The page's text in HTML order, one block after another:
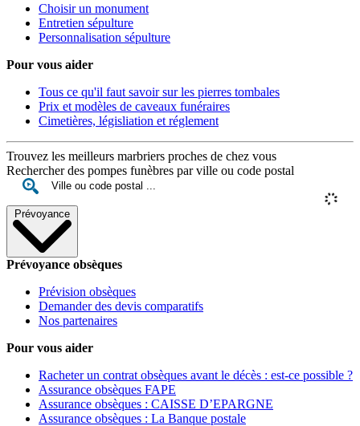
Choisir un monument
Entretien sépulture
Personnalisation sépulture
Pour vous aider
Tous ce qu'il faut savoir sur les pierres tombales
Prix et modèles de caveaux funéraires
Cimetières, législiation et réglement
Trouvez les meilleurs marbriers proches de chez vous
Rechercher des pompes funèbres par ville ou code postal
Prévoyance
Prévoyance obsèques
Prévision obsèques
Demander des devis comparatifs
Nos partenaires
Pour vous aider
Racheter un contrat obsèques avant le décès : est-ce possible ?
Assurance obsèques FAPE
Assurance obsèques : CAISSE D’EPARGNE
Assurance obsèques : La Banque postale